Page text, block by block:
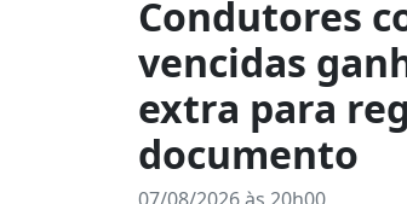
Condutores
vencidas
extra para
documento